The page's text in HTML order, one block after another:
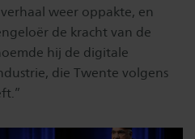
weer oppakte, en
de kracht van de
hij de digitale
die Twente volgens